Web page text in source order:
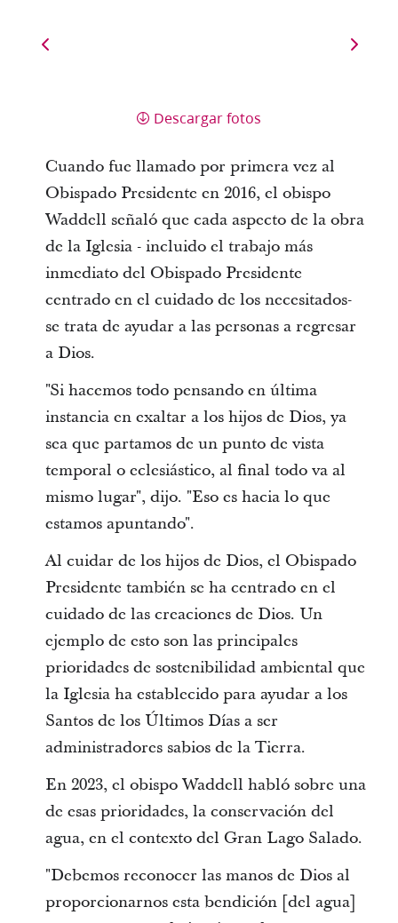
Descargar fotos
Cuando fue llamado por primera vez al
Obispado Presidente en 2016, el obispo
Waddell señaló que cada aspecto de la obra
de la Iglesia - incluido el trabajo más
inmediato del Obispado Presidente
centrado en el cuidado de los necesitados-
se trata de ayudar a las personas a regresar
a Dios.
"Si hacemos todo pensando en última
instancia en exaltar a los hijos de Dios, ya
sea que partamos de un punto de vista
temporal o eclesiástico, al final todo va al
mismo lugar", dijo. "Eso es hacia lo que
estamos apuntando".
Al cuidar de los hijos de Dios, el Obispado
Presidente también se ha centrado en el
cuidado de las creaciones de Dios. Un
ejemplo de esto son las principales
prioridades de sostenibilidad ambiental que
la Iglesia ha establecido para ayudar a los
Santos de los Últimos Días a ser
administradores sabios de la Tierra.
En 2023, el obispo Waddell habló sobre una
de esas prioridades, la conservación del
agua, en el contexto del Gran Lago Salado.
"Debemos reconocer las manos de Dios al
proporcionarnos esta bendición [del agua]